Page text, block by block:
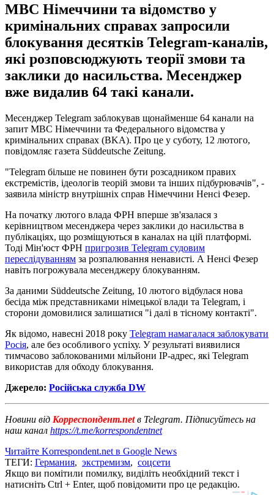
МВС Німеччини та відомство у
кримінальних справах запросили
блокування десятків Telegram-каналів,
які розповсюджують теорії змови та
заклики до насильства. Месенджер
вже видалив 64 такі канали.
Месенджер Telegram заблокував щонайменше 64 канали на
запит МВС Німеччини та Федерального відомства у
кримінальних справах (BKA). Про це у суботу, 12 лютого,
повідомляє газета Süddeutsche Zeitung.
"Telegram більше не повинен бути розсадником правих
екстремістів, ідеологів теорій змови та інших підбурювачів", -
заявила міністр внутрішніх справ Німеччини Ненсі Фезер.
На початку лютого влада ФРН вперше зв'язалася з
керівництвом месенджера через заклики до насильства в
публікаціях, що розміщуються в каналах на цій платформі.
Тоді Мін'юст ФРН пригрозив Telegram судовим
переслідуванням за розпалювання ненависті. А Ненсі Фезер
навіть погрожувала месенджеру блокуванням.
За даними Süddeutsche Zeitung, 10 лютого відбулася нова
бесіда між представниками німецької влади та Telegram, і
сторони домовилися залишатися "і далі в тісному контакті".
Як відомо, навесні 2018 року Telegram намагалася заблокувати
Росія, але без особливого успіху. У результаті виявилися
тимчасово заблокованими мільйони IP-адрес, які Telegram
використав для обходу блокування.
Джерело: Російська служба DW
Новини від Корреспондент.netв Telegram. Підписуйтесь на
наш канал https://t.me/korrespondentnet
Читайте Korrespondent.net в Google News
ТЕГИ: Германия, экстремизм, соцсети
Якщо ви помітили помилку, виділіть необхідний текст і
натисніть Ctrl + Enter, щоб повідомити про це редакцію.